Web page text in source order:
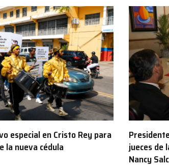
especial en Cristo Rey para
la nueva cédula
jueces de
Nancy